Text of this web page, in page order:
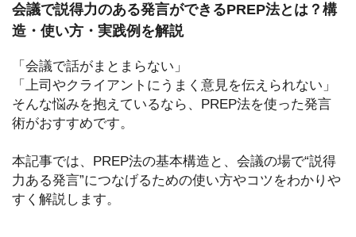
会議で説得力のある発言ができるPREP法とは？構
造・使い方・実践例を解説
「会議で話がまとまらない」
「上司やクライアントにうまく意見を伝えられない」
そんな悩みを抱えているなら、PREP法を使った発言
術がおすすめです。
本記事では、PREP法の基本構造と、会議の場で“説得
力ある発言”につなげるための使い方やコツをわかりや
すく解説します。